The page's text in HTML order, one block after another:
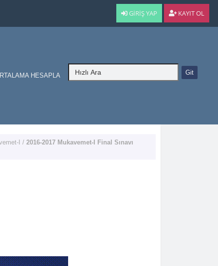
GIRIŞ YAP KAYIT OL
HESAPLA
I / 2016-2017 Mukavemet-I Final Sınavı